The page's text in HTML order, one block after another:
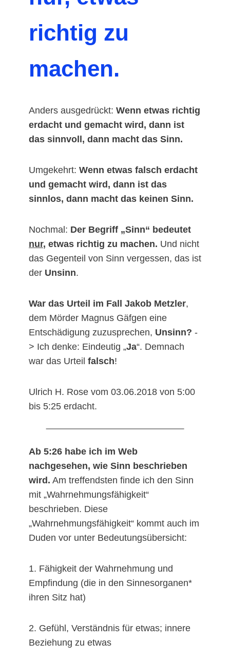
richtig zu
machen.
Anders ausgedrückt: Wenn etwas richtig
erdacht und gemacht wird, dann ist
das sinnvoll, dann macht das Sinn.
Umgekehrt: Wenn etwas falsch erdacht
und gemacht wird, dann ist das
sinnlos, dann macht das keinen Sinn.
Nochmal: Der Begriff „Sinn“ bedeutet
nur, etwas richtig zu machen. Und nicht
das Gegenteil von Sinn vergessen, das ist
der Unsinn.
War das Urteil im Fall Jakob Metzler,
dem Mörder Magnus Gäfgen eine
Entschädigung zuzusprechen, Unsinn? -
> Ich denke: Eindeutig „Ja“. Demnach
war das Urteil falsch!
Ulrich H. Rose vom 03.06.2018 von 5:00
bis 5:25 erdacht.
Ab 5:26 habe ich im Web
nachgesehen, wie Sinn beschrieben
wird. Am treffendsten finde ich den Sinn
mit „Wahrnehmungsfähigkeit“
beschrieben. Diese
„Wahrnehmungsfähigkeit“ kommt auch im
Duden vor unter Bedeutungsübersicht:
1. Fähigkeit der Wahrnehmung und
Empfindung (die in den Sinnesorganen*
ihren Sitz hat)
2. Gefühl, Verständnis für etwas; innere
Beziehung zu etwas